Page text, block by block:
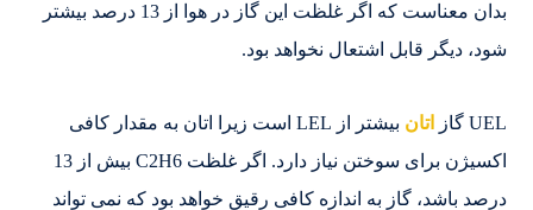
بدان معناست که اگر غلظت این گاز در هوا از 13 درصد بیشتر
شود، دیگر قابل اشتعال نخواهد بود.
UEL گاز اتان
بیشتر از LEL است زیرا اتان به مقدار کافی
اکسیژن برای سوختن نیاز دارد. اگر غلظت C2H6 بیش از 13
درصد باشد، گاز به اندازه کافی رقیق خواهد بود که نمی تواند